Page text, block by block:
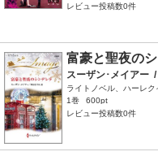
レビュー投稿数0件
富豪と聖夜の
スーザン･メイアー /
ライトノベル、ハーレク
1巻
600pt
レビュー投稿数0件